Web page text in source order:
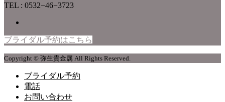
TEL : 0532−46−3723
ブライダル予約はこちら
Copyright © 弥生貴金属 All Rights Reserved.
ブライダル予約
電話
お問い合わせ